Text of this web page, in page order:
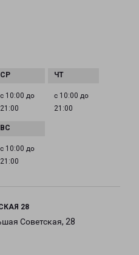
с 10:00 до
21:00
с 10:00 до
21:00
с 10:00 до
21:00
28
Советская, 28